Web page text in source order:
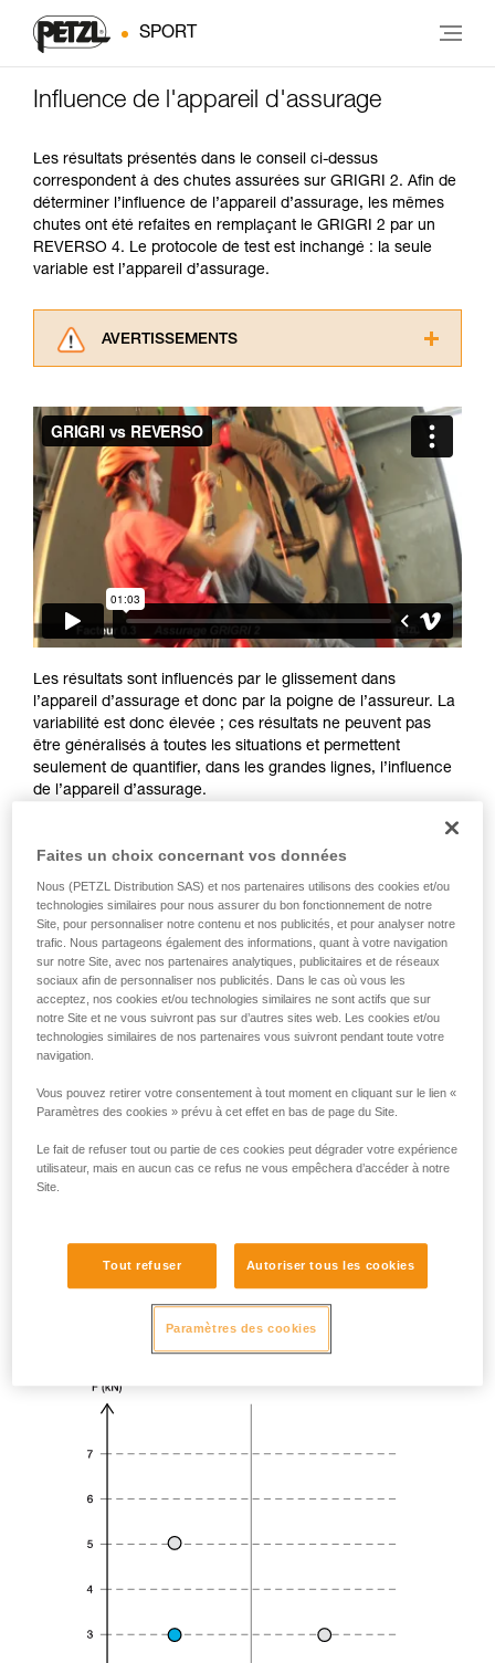
SPORT
Influence de l'appareil d'assurage
Les résultats présentés dans le conseil ci-dessus
correspondent à des chutes assurées sur GRIGRI 2. Afin de
déterminer l’influence de l’appareil d’assurage, les mêmes
chutes ont été refaites en remplaçant le GRIGRI 2 par un
REVERSO 4. Le protocole de test est inchangé : la seule
variable est l’appareil d’assurage.
AVERTISSEMENTS
consulter. Vous devez avoir compris les
informations de la notice technique pour
pouvoir comprendre ce complément
d’informations.
Maîtriser ces techniques nécessite une
formation et un entraînement spécifique. Validez
avec un professionnel votre capacité à refaire
la manipulation, seul, en toute sécurité, avant
de la reproduire en autonomie.
Nous donnons des exemples de techniques
liées à votre activité. Il peut en exister d’autres
Les résultats sont influencés par le glissement dans
l’appareil d’assurage et donc par la poigne de l’assureur. La
variabilité est donc élevée ; ces résultats ne peuvent pas
être généralisés à toutes les situations et permettent
seulement de quantifier, dans les grandes lignes, l’influence
de l’appareil d’assurage.
Faites un choix concernant vos données
Nous (PETZL Distribution SAS) et nos partenaires utilisons des cookies et/ou
technologies similaires pour nous assurer du bon fonctionnement de notre
Site, pour personnaliser notre contenu et nos publicités, et pour analyser notre
trafic. Nous partageons également des informations, quant à votre navigation
sur notre Site, avec nos partenaires analytiques, publicitaires et de réseaux
sociaux afin de personnaliser nos publicités. Dans le cas où vous les
acceptez, nos cookies et/ou technologies similaires ne sont actifs que sur
notre Site et ne vous suivront pas sur d’autres sites web. Les cookies et/ou
technologies similaires de nos partenaires vous suivront pendant toute votre
navigation.
Vous pouvez retirer votre consentement à tout moment en cliquant sur le lien «
Paramètres des cookies » prévu à cet effet en bas de page du Site.
Le fait de refuser tout ou partie de ces cookies peut dégrader votre expérience
utilisateur, mais en aucun cas ce refus ne vous empêchera d’accéder à notre
Site.
Tout refuser Autoriser tous les cookies
Paramètres des cookies